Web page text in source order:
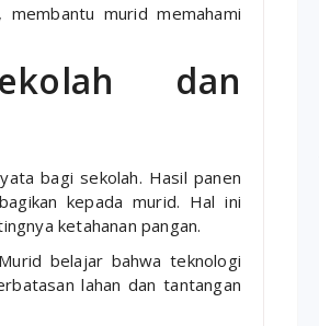
murid memahami
dan
bagi sekolah. Hasil panen
kepada murid. Hal ini
ketahanan pangan.
belajar bahwa teknologi
lahan dan tantangan